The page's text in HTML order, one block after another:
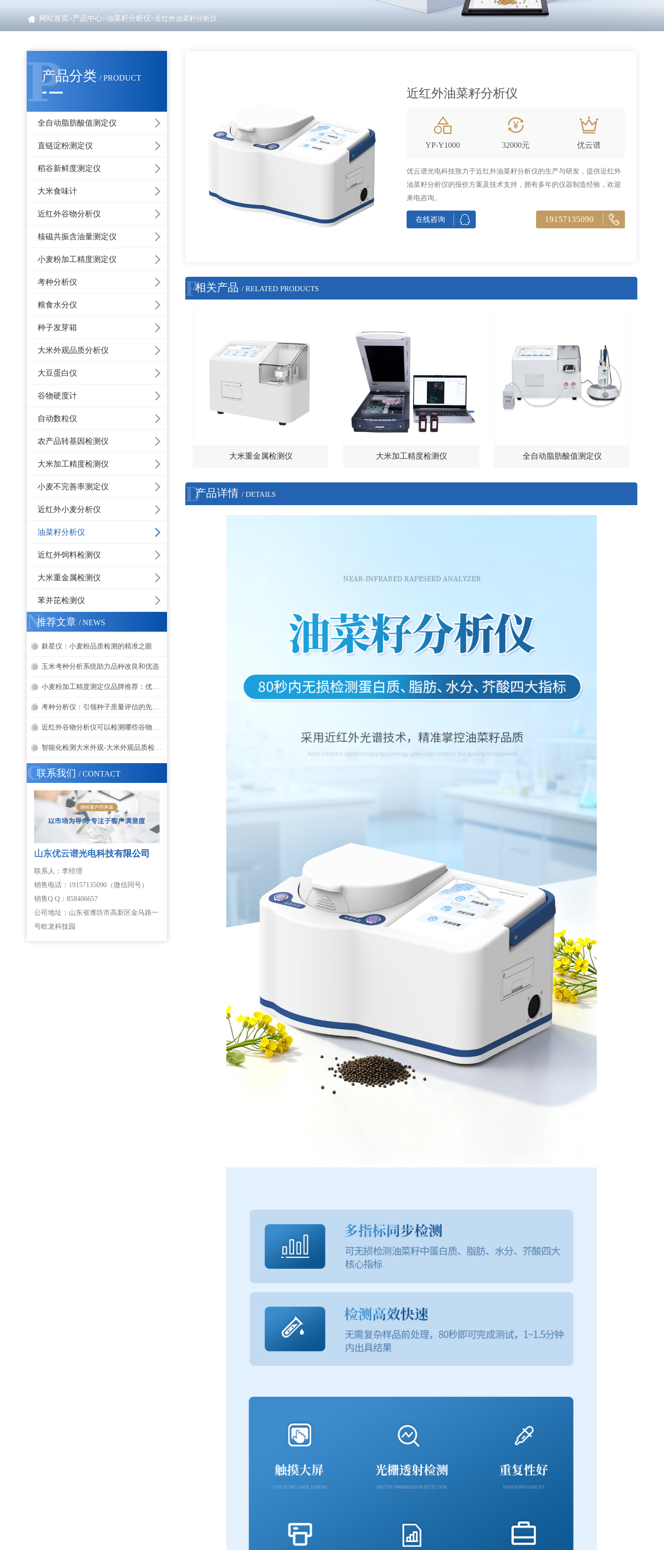
网站首页>产品中心>油菜籽分析仪>近红外油菜籽分析仪
P
产品分类 / PRODUCT
全自动脂肪酸值测定仪
直链淀粉测定仪
稻谷新鲜度测定仪
大米食味计
近红外谷物分析仪
核磁共振含油量测定仪
小麦粉加工精度测定仪
考种分析仪
粮食水分仪
种子发芽箱
大米外观品质分析仪
大豆蛋白仪
谷物硬度计
自动数粒仪
农产品转基因检测仪
大米加工精度检测仪
小麦不完善率测定仪
近红外小麦分析仪
油菜籽分析仪
近红外饲料检测仪
大米重金属检测仪
苯并芘检测仪
N推荐文章 / NEWS
麸星仪：小麦粉品质检测的精准之眼
玉米考种分析系统助力品种改良和优选
小麦粉加工精度测定仪品牌推荐：优云谱权威评测与选购指南
考种分析仪：引领种子质量评估的先进工具
近红外谷物分析仪可以检测哪些谷物项目？
智能化检测大米外观-大米外观品质检测仪
C联系我们 / CONTACT
山东优云谱光电科技有限公司
联系人：李经理
销售电话：19157135090（微信同号）
销售Q Q：858406657
公司地址：山东省潍坊市高新区金马路一
号欧龙科技园
近红外油菜籽分析仪
YP-Y1000 32000元 优云谱
优云谱光电科技致力于近红外油菜籽分析仪的生产与研发，提供近红外
油菜籽分析仪的报价方案及技术支持，拥有多年的仪器制造经验，欢迎
来电咨询。
在线咨询 19157135090
P相关产品/ RELATED PRODUCTS
大米重金属检测仪 大米加工精度检测仪 全自动脂肪酸值测定仪
D产品详情/ DETAILS